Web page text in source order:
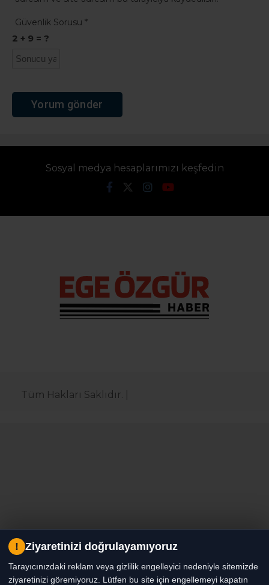
Güvenlik Sorusu *
2 + 9 = ?
Sosyal medya hesaplarımızı keşfedin
Tüm Hakları Saklıdır. |
! Ziyaretinizi doğrulayamıyoruz
Tarayıcınızdaki reklam veya gizlilik engelleyici nedeniyle sitemizde
ziyaretinizi göremiyoruz. Lütfen bu site için engellemeyi kapatın